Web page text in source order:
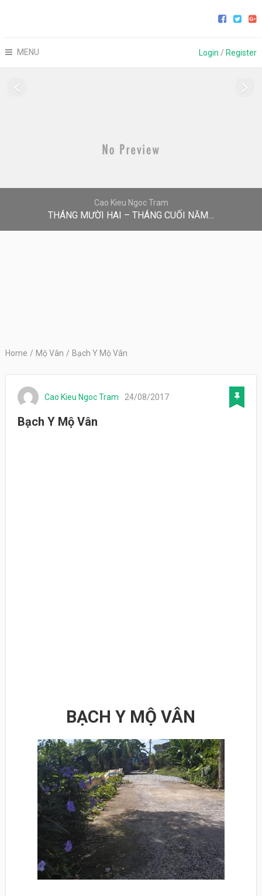
MENU Login / Register
Cao Kieu Ngoc Tram
THÁNG MƯỜI HAI – THÁNG CUỐI NĂM…
Home / Mộ Vân / Bạch Y Mộ Vân
Cao Kieu Ngoc Tram 24/08/2017
Bạch Y Mộ Vân
BẠCH Y MỘ VÂN